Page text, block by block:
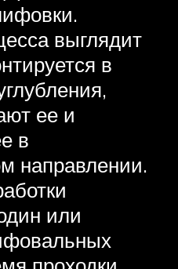
выглядит
в
ее и
в
направлении.
или